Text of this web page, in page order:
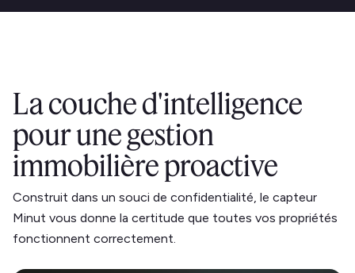
La couche d'intelligence
pour une gestion
immobilière proactive
Construit dans un souci de confidentialité, le capteur
Minut vous donne la certitude que toutes vos propriétés
fonctionnent correctement.